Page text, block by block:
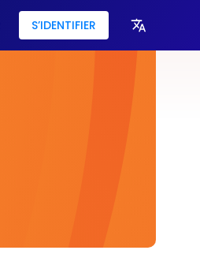
S’IDENTIFIER